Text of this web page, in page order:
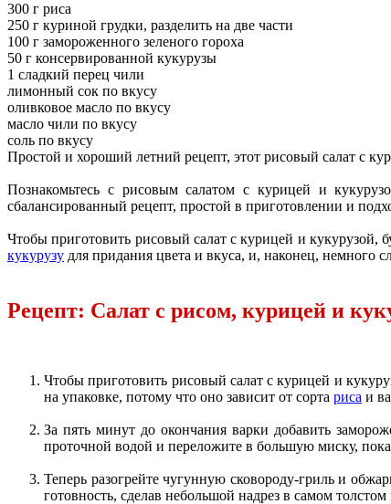
300 г риса
250 г куриной грудки, разделить на две части
100 г замороженного зеленого гороха
50 г консервированной кукурузы
1 сладкий перец чили
лимонный сок по вкусу
оливковое масло по вкусу
масло чили по вкусу
соль по вкусу
Простой и хороший летний рецепт, этот рисовый салат с
Познакомьтесь с рисовым салатом с курицей и
сбалансированный рецепт, простой в приготовлении и
Чтобы приготовить рисовый салат с курицей и
кукурузу для придания цвета и вкуса, и, наконец, немного
Рецепт: Салат с рисом, курицей и
Чтобы приготовить рисовый салат с курицей и
на упаковке, потому что оно зависит от сорта риса и
За пять минут до окончания варки добавить
проточной водой и переложите в большую миску,
Теперь разогрейте чугунную сковороду-гриль и
готовность, сделав небольшой надрез в самом